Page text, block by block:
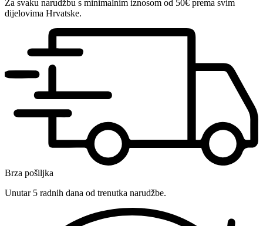
Za svaku narudžbu s minimalnim iznosom od 50€ prema svim
dijelovima Hrvatske.
Brza pošiljka
Unutar 5 radnih dana od trenutka narudžbe.